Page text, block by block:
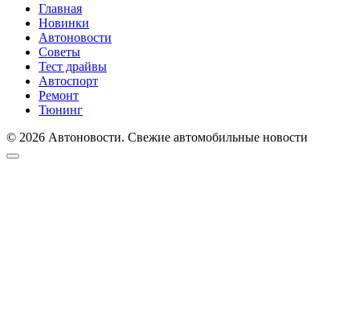
Главная
Новинки
Автоновости
Советы
Тест драйвы
Автоспорт
Ремонт
Тюнинг
© 2026 Автоновости. Свежие автомобильные новости